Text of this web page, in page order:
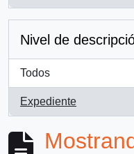
Nivel de
Todos
Expediente
, 1 resultados